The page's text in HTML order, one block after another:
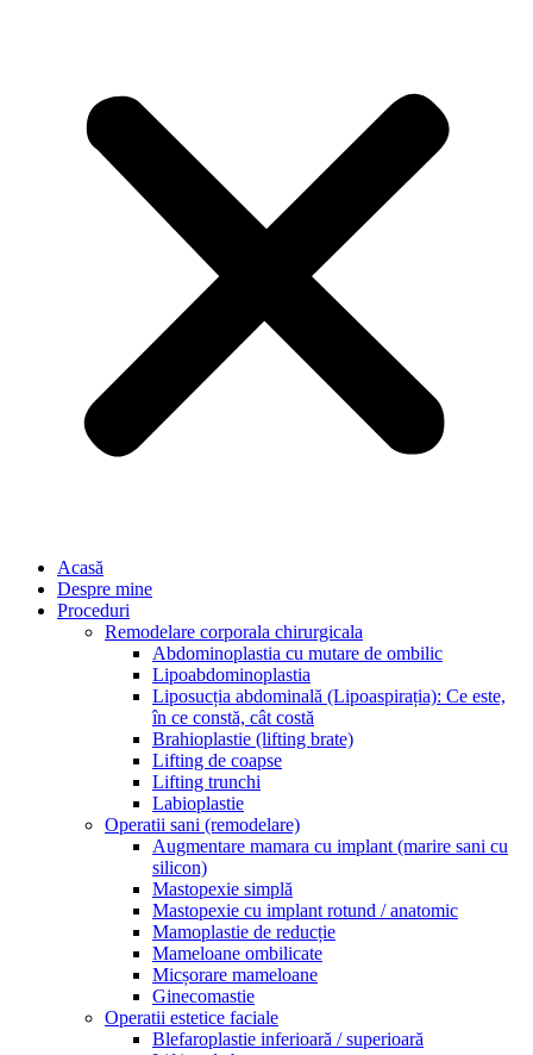
Acasă
Despre mine
Proceduri
Remodelare corporala chirurgicala
Abdominoplastia cu mutare de ombilic
Lipoabdominoplastia
Liposucția abdominală (Lipoaspirația): Ce este,
în ce constă, cât costă
Brahioplastie (lifting brate)
Lifting de coapse
Lifting trunchi
Labioplastie
Operatii sani (remodelare)
Augmentare mamara cu implant (marire sani cu
silicon)
Mastopexie simplă
Mastopexie cu implant rotund / anatomic
Mamoplastie de reducție
Mameloane ombilicate
Micșorare mameloane
Ginecomastie
Operatii estetice faciale
Blefaroplastie inferioară / superioară